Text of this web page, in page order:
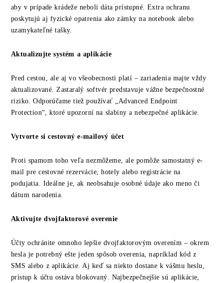
aby v prípade krádeže neboli dáta prístupné. Extra ochranu
poskytujú aj fyzické opatrenia ako zámky na notebook alebo
uzamykateľné tašky.
Aktualizujte systém a aplikácie
Pred cestou, ale aj vo všeobecnosti platí – zariadenia majte vždy
aktualizované. Zastaralý softvér predstavuje vážne bezpečnostné
riziko. Odporúčame tiež používať „Advanced Endpoint
Protection“, ktoré upozorní na slabiny a nebezpečné aplikácie.
Vytvorte si cestovný e-mailový účet
Proti spamom toho veľa nezmôžeme, ale pomôže samostatný e-
mail pre cestovné rezervácie, hotely alebo registrácie na
podujatia. Ideálne je, ak neobsahuje osobné údaje ako meno či
dátum narodenia.
Aktivujte dvojfaktorové overenie
Účty ochránite omnoho lepšie dvojfaktorovým overením – okrem
hesla je potrebný ešte jeden spôsob overenia, napríklad kód z
SMS alebo z aplikácie. Aj keď sa niekto dostane k vášmu heslu,
prístup k účtu ostáva blokovaný. Najbezpečnejšie sú aplikácie,